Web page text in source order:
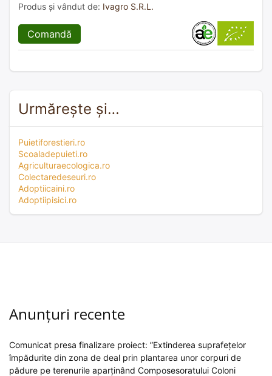
Produs și vândut de: Ivagro S.R.L.
Comandă
Urmărește și…
Puietiforestieri.ro
Scoaladepuieti.ro
Agriculturaecologica.ro
Colectaredeseuri.ro
Adoptiicaini.ro
Adoptiipisici.ro
Anunțuri recente
Comunicat presa finalizare proiect: ”Extinderea suprafețelor
împădurite din zona de deal prin plantarea unor corpuri de
pădure pe terenurile aparținând Composesoratului Coloni